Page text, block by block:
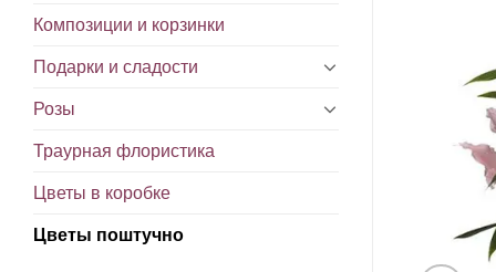
Композиции и корзинки
Подарки и сладости
Розы
Траурная флористика
Цветы в коробке
Цветы поштучно